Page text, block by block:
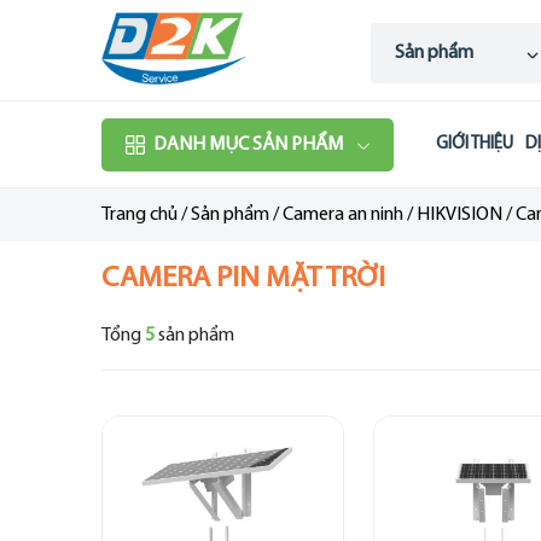
Sản phẩm
DANH MỤC SẢN PHẨM GIỚI THIỆU
Trang chủ/Sản phẩm/Camera an ninh/ HIKVISION /
CAMERA PIN MẶT TRỜI
Tổng5sản phẩm